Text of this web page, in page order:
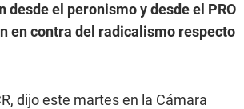
desde el peronismo y desde el PRO
en contra del radicalismo respecto
dijo este martes en la Cámara